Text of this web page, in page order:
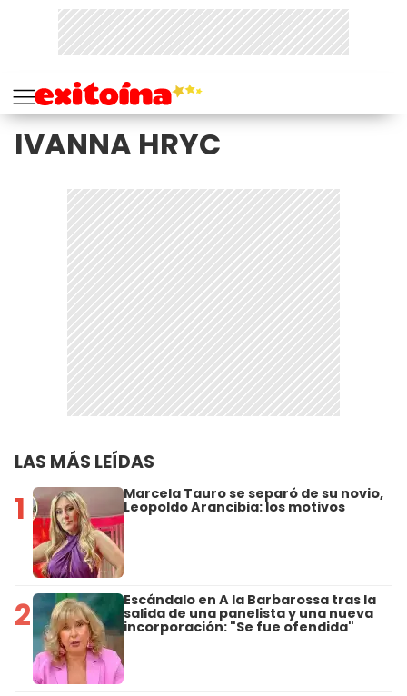
IVANNA HRYC
LAS MÁS LEÍDAS
1 Marcela Tauro se separó de su novio,
Leopoldo Arancibia: los motivos
2 Escándalo en A la Barbarossa tras la
salida de una panelista y una nueva
incorporación: "Se fue ofendida"